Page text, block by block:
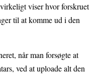
viser hvor forskruet
til at komme ud i den
når man forsøgte at
ved at uploade alt den